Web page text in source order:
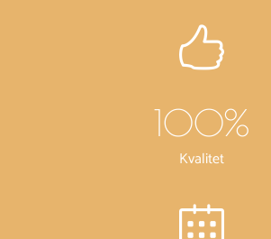
100%
Kvalitet